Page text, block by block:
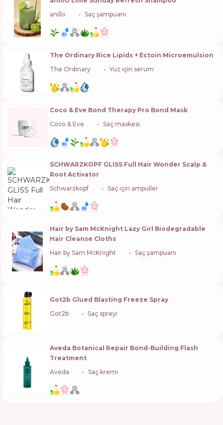
anillo
Saç şampuanı
The Ordinary Rice Lipids + Ectoin Microemulsion
The Ordinary
Yüz için serum
Coco & Eve Bond Therapy Pro Bond Mask
Coco & Eve
Saç maskesi
SCHWARZKOPF GLISS Full Hair Wonder Scalp &
Root Activator
Schwarzkopf
Saç için ampuller
Hair by Sam McKnight Lazy Girl Biodegradable
Hair Cleanse Cloths
Hair by Sam McKnight
Saç şampuanı
Got2b Glued Blasting Freeze Spray
Got2b
Saç spreyi
Aveda Botanical Repair Bond-Building Flash
Treatment
Aveda
Saç kremi